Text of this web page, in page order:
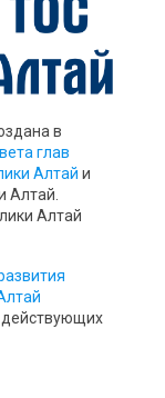
в
глав
Алтай и
Алтай.
Алтай